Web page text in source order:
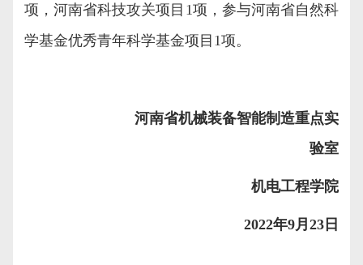
项，河南省科技攻关项目 1项，参与河南省自然科
学基金优秀青年科学基金项目 1项。
河南省机械装备智能制造重点实
验室
机电工程学院
2022年9月 23 日